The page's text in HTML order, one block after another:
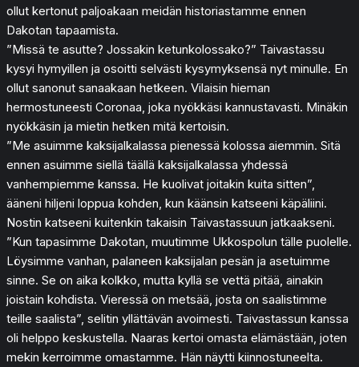
ollut kertonut paljoakaan meidän historiastamme ennen
Dakotan tapaamista.
”Missä te asutte? Jossakin ketunkolossako?” Taivastassu
kysyi hymyillen ja osoitti selvästi kysymyksensä nyt minulle. En
ollut sanonut sanaakaan hetkeen. Vilaisin hieman
hermostuneesti Coronaa, joka nyökkäsi kannustavasti. Minäkin
nyökkäsin ja mietin hetken mitä kertoisin.
”Me asuimme kaksijalkalassa pienessä kolossa aiemmin. Sitä
ennen asuimme siellä täällä kaksijalkalassa yhdessä
vanhempiemme kanssa. He kuolivat joitakin kuita sitten”,
ääneni hiljeni loppua kohden, kun käänsin katseeni käpäliini.
Nostin katseeni kuitenkin takaisin Taivastassuun jatkaakseni.
”Kun tapasimme Dakotan, muutimme Ukkospolun tälle puolelle.
Löysimme vanhan, palaneen kaksijalan pesän ja asetuimme
sinne. Se on aika kolkko, mutta kyllä se vettä pitää, ainakin
joistain kohdista. Vieressä on metsää, josta on saalistimme
teille saalista”, selitin yllättävän avoimesti. Taivastassun kanssa
oli helppo keskustella. Naaras kertoi omasta elämästään, joten
mekin kerroimme omastamme. Hän näytti kiinnostuneelta.